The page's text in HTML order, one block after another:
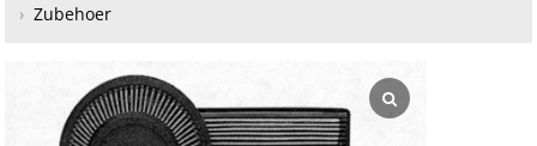
› Zubehoer